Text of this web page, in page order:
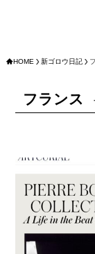
HOME 新ゴロウ日記
フランス